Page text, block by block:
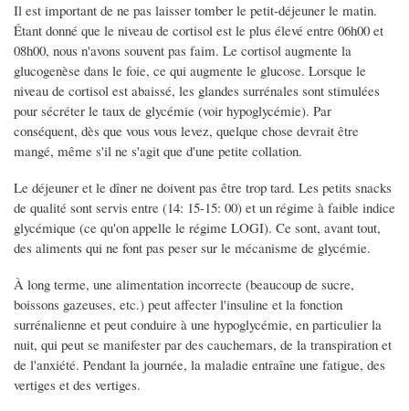
Il est important de ne pas laisser tomber le petit-déjeuner le matin.
Étant donné que le niveau de cortisol est le plus élevé entre 06h00 et
08h00, nous n'avons souvent pas faim. Le cortisol augmente la
glucogenèse dans le foie, ce qui augmente le glucose. Lorsque le
niveau de cortisol est abaissé, les glandes surrénales sont stimulées
pour sécréter le taux de glycémie (voir hypoglycémie). Par
conséquent, dès que vous vous levez, quelque chose devrait être
mangé, même s'il ne s'agit que d'une petite collation.
Le déjeuner et le dîner ne doivent pas être trop tard. Les petits snacks
de qualité sont servis entre (14: 15-15: 00) et un régime à faible indice
glycémique (ce qu'on appelle le régime LOGI). Ce sont, avant tout,
des aliments qui ne font pas peser sur le mécanisme de glycémie.
À long terme, une alimentation incorrecte (beaucoup de sucre,
boissons gazeuses, etc.) peut affecter l'insuline et la fonction
surrénalienne et peut conduire à une hypoglycémie, en particulier la
nuit, qui peut se manifester par des cauchemars, de la transpiration et
de l'anxiété. Pendant la journée, la maladie entraîne une fatigue, des
vertiges et des vertiges.